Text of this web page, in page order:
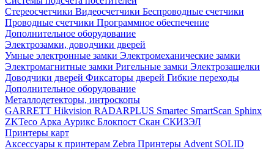
Стереосчетчики Видеосчетчики Беспроводные счетчики
Проводные счетчики Программное обеспечение
Дополнительное оборудование
Электрозамки, доводчики дверей
Умные электронные замки Электромеханические замки
Электромагнитные замки Ригельные замки Электрозащелки
Доводчики дверей Фиксаторы дверей Гибкие переходы
Дополнительное оборудование
Металлодетекторы, интроскопы
GARRETT Hikvision RADARPLUS Smartec SmartScan Sphinx
ZKTeco Арка Аурикс Блокпост Скан СКИЗЭЛ
Принтеры карт
Аксессуары к принтерам Zebra Принтеры Advent SOLID